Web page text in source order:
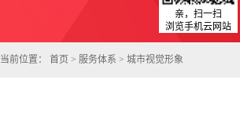
当前位置： 首页 > 服务体系 > 城市视觉形象
亲，扫一扫
浏览手机云网站